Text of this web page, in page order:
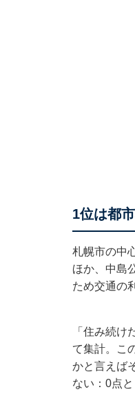
1位は都
札幌市の中
ほか、中島
ため交通の
「住み続
て集計。こ
かと言えば
ない：0点